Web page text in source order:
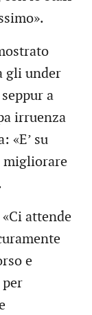
gli under
a
irruenza
«E’ su
migliorare
attende
e